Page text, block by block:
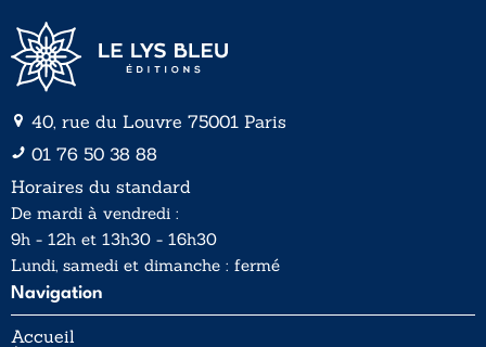
40, rue du Louvre 75001 Paris
01 76 50 38 88
Horaires du standard
De mardi à vendredi :
9h - 12h et 13h30 - 16h30
Lundi, samedi et dimanche : fermé
Navigation
Accueil